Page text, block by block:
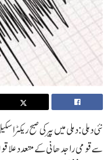
سے قومی راجدھانی کے متعدد